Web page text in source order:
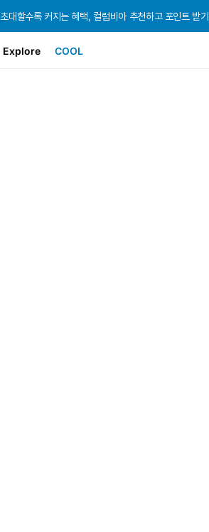
초대할수록 커지는 혜택, 컬럼비아 추천하고 포인트 받기
초대할수록 커지는 혜택, 컬럼비아 추천하고 포인트 받기
초대할수록 커지는 혜택, 컬럼비아 추천하고 포인트 받기
Explore COOL